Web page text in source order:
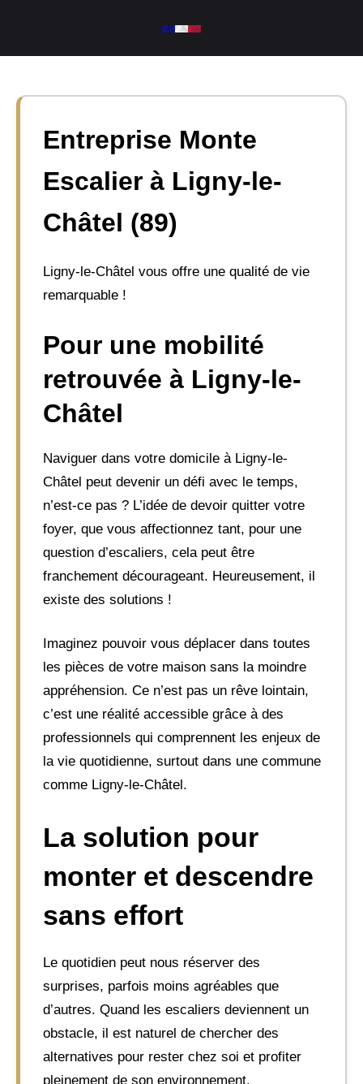
contenu
Entreprise Monte
Escalier à Ligny-le-
Châtel (89)
Ligny-le-Châtel vous offre une qualité de vie
remarquable !
Pour une mobilité
retrouvée à Ligny-le-
Châtel
Naviguer dans votre domicile à Ligny-le-
Châtel peut devenir un défi avec le temps,
n’est-ce pas ? L’idée de devoir quitter votre
foyer, que vous affectionnez tant, pour une
question d’escaliers, cela peut être
franchement décourageant. Heureusement, il
existe des solutions !
Imaginez pouvoir vous déplacer dans toutes
les pièces de votre maison sans la moindre
appréhension. Ce n’est pas un rêve lointain,
c’est une réalité accessible grâce à des
professionnels qui comprennent les enjeux de
la vie quotidienne, surtout dans une commune
comme Ligny-le-Châtel.
La solution pour
monter et descendre
sans effort
Le quotidien peut nous réserver des
surprises, parfois moins agréables que
d’autres. Quand les escaliers deviennent un
obstacle, il est naturel de chercher des
alternatives pour rester chez soi et profiter
pleinement de son environnement.